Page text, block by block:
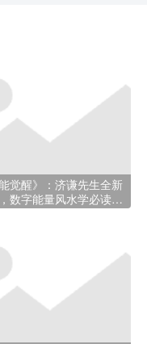
能觉醒》：济谦先生全新
数字能量风水学必读指